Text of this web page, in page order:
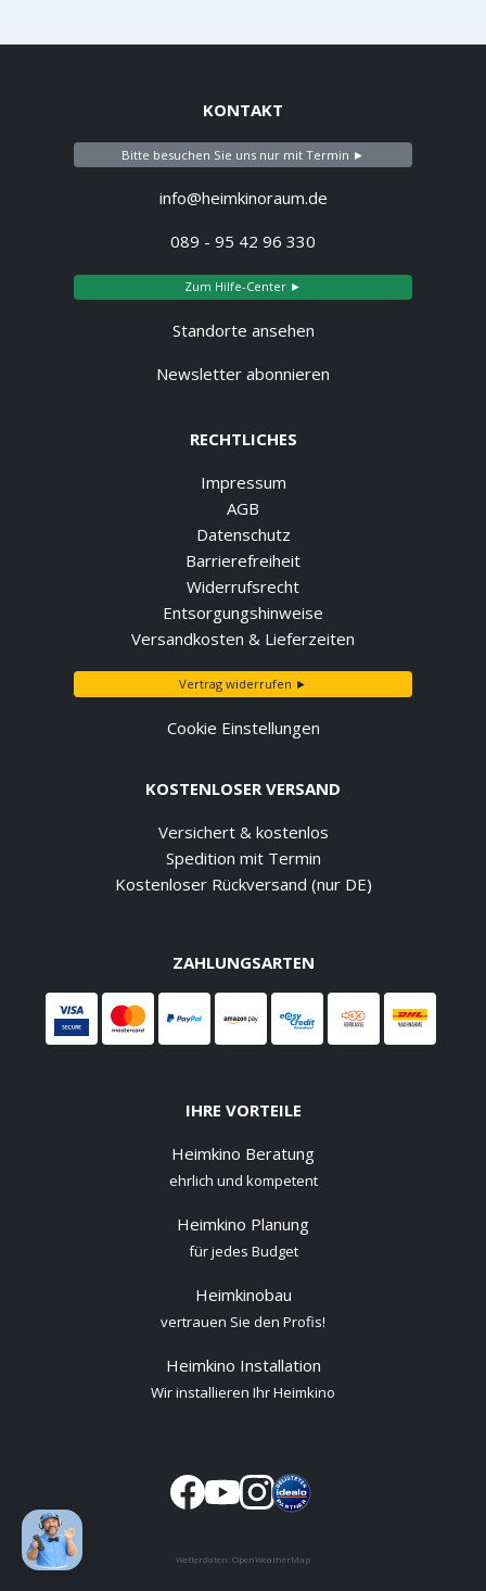
KONTAKT
Bitte besuchen Sie uns nur mit Termin ►
info@heimkinoraum.de
089 - 95 42 96 330
Zum Hilfe-Center ►
Standorte ansehen
Newsletter abonnieren
RECHTLICHES
Impressum
AGB
Datenschutz
Barrierefreiheit
Widerrufsrecht
Entsorgungshinweise
Versandkosten & Lieferzeiten
Vertrag widerrufen ►
Cookie Einstellungen
KOSTENLOSER VERSAND
Versichert & kostenlos
Spedition mit Termin
Kostenloser Rückversand (nur DE)
ZAHLUNGSARTEN
IHRE VORTEILE
Heimkino Beratung
ehrlich und kompetent
Heimkino Planung
für jedes Budget
Heimkinobau
vertrauen Sie den Profis!
Heimkino Installation
Wir installieren Ihr Heimkino
Wetterdaten: OpenWeatherMap